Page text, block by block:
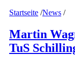
Startseite /News /
Martin
TuS